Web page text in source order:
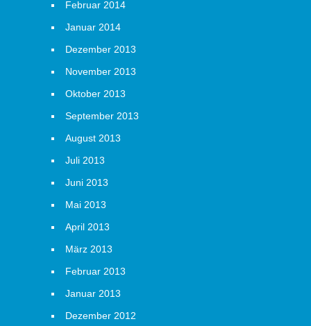
Februar 2014
Januar 2014
Dezember 2013
November 2013
Oktober 2013
September 2013
August 2013
Juli 2013
Juni 2013
Mai 2013
April 2013
März 2013
Februar 2013
Januar 2013
Dezember 2012